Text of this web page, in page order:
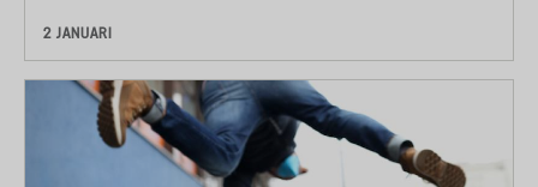
2 JANUARI